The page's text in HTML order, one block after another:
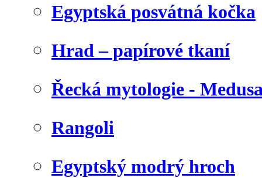
Egyptská posvátná kočka
Hrad – papírové tkaní
Řecká mytologie -
Rangoli
Egyptský modrý hroch